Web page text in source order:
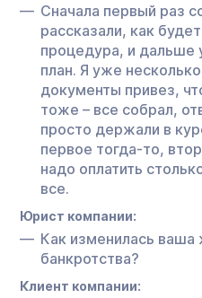
Сначала первый раз
рассказали, как
процедура, и дальше
план. Я уже
документы привез,
тоже – все собрал,
просто держали в
первое тогда-то,
надо оплатить
все.
Юрист компании:
Как изменилась ваша
банкротства?
Клиент компании: